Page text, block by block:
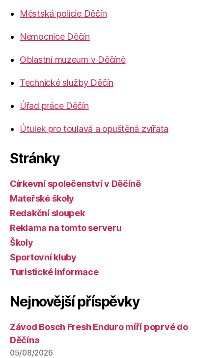
Městská policie Děčín
Nemocnice Děčín
Oblastní muzeum v Děčíně
Technické služby Děčín
Úřad práce Děčín
Útulek pro toulavá a opuštěná zvířata
Stránky
Církevní společenství v Děčíně
Mateřské školy
Redakční sloupek
Reklama na tomto serveru
Školy
Sportovní kluby
Turistické informace
Nejnovější příspěvky
Závod Bosch Fresh Enduro míří poprvé do
Děčína
05/08/2026